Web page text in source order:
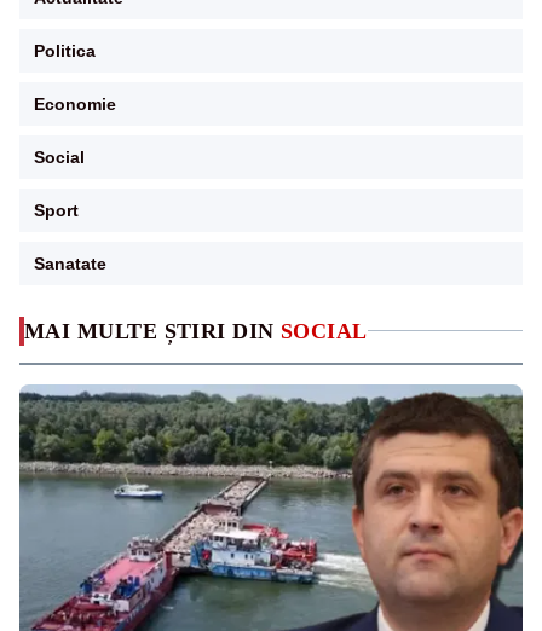
MAI MULTE ȘTIRI DIN SOCIAL
Politica
Economie
Social
Sport
Sanatate